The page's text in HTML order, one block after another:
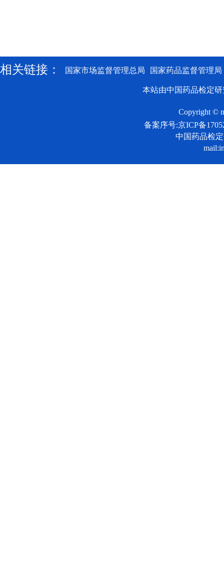
相关链接： 国家市场监督管理总局 国家药品监督管理局
本站由中国药品检定
Copyright ©
备案序号:京ICP备
中国药品检